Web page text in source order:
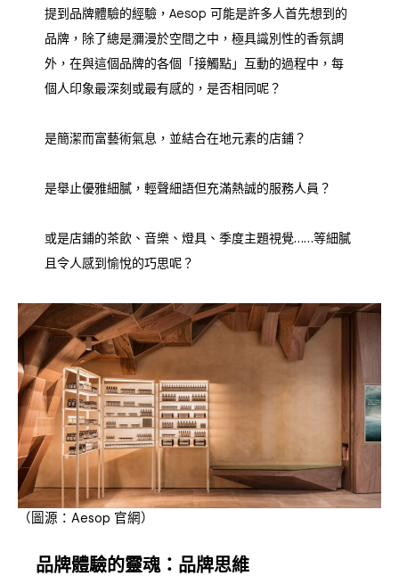
提到品牌體驗的經驗，Aesop 可能是許多人首先想到的
品牌，除了總是瀰漫於空間之中，極具識別性的香氛調
外，在與這個品牌的各個「接觸點」互動的過程中，每
個人印象最深刻或最有感的，是否相同呢？
是簡潔而富藝術氣息，並結合在地元素的店鋪？
是舉止優雅細膩，輕聲細語但充滿熱誠的服務人員？
或是店鋪的茶飲、音樂、燈具、季度主題視覺……等細膩
且令人感到愉悅的巧思呢？
（圖源：Aesop 官網）
品牌體驗的靈魂：品牌思維